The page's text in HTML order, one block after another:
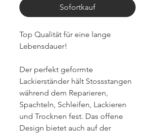
Sofortkauf
Top Qualität für eine lange
Lebensdauer!
Der perfekt geformte
Lackierständer hält Stossstangen
während dem Reparieren,
Spachteln, Schleifen, Lackieren
und Trocknen fest. Das offene
Design bietet auch auf der